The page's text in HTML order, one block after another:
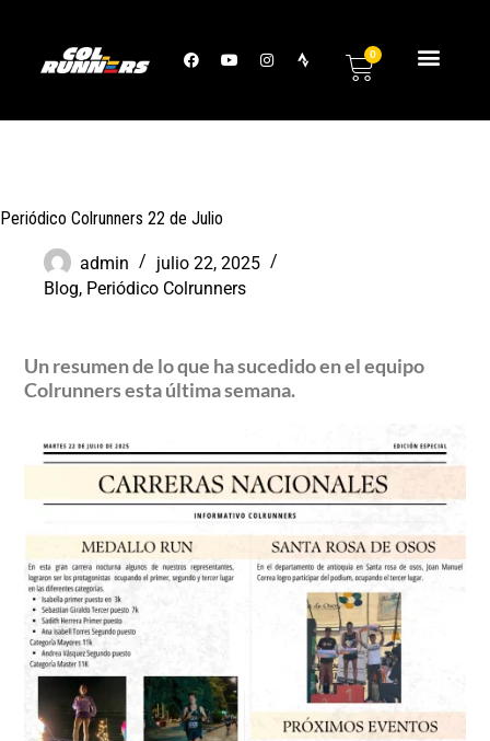
0
Periódico Colrunners 22 de Julio
admin
julio 22, 2025
Blog, Periódico Colrunners
Un resumen de lo que ha sucedido en el equipo
Colrunners esta última semana.